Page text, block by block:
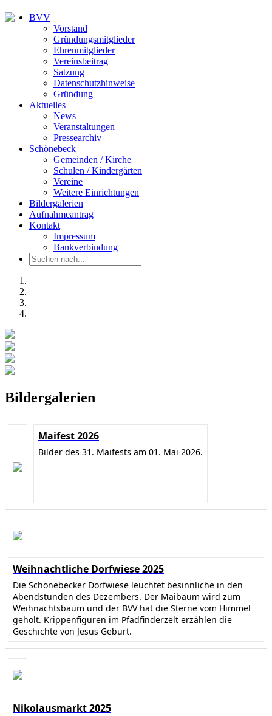
BVV
Vorstand
Gründungsmitglieder
Ehrenmitglieder
Vereinsbeitrag
Satzung
Datenschutzhinweise
Gründung
Aktuelles
News
Veranstaltungen
Pressearchiv
Schönebeck
Gemeinden / Kirche
Schulen / Kindergärten
Vereine
Weitere Einrichtungen
Bildergalerien
Aufnahmeantrag
Kontakt
Impressum
Bankverbindung
Bildergalerien
Maifest 2026
Bilder des 31. Maifests am 01. Mai 2026.
Weihnachtliche Dorfwiese 2025
Die Schönebecker Dorfwiese leuchtet besinnliche in den
Abendstunden des Dezembers. Der Maibaum wird zum
Weihnachtsbaum und der BVV hat die Sterne vom Himmel
geholt. Krippenfiguren im Pfadfinderzelt erzählen die
Geschichte von Jesus Geburt.
Nikolausmarkt 2025